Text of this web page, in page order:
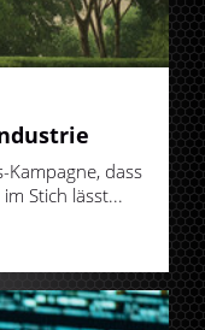
Kampagne, dass
Stich lässt...